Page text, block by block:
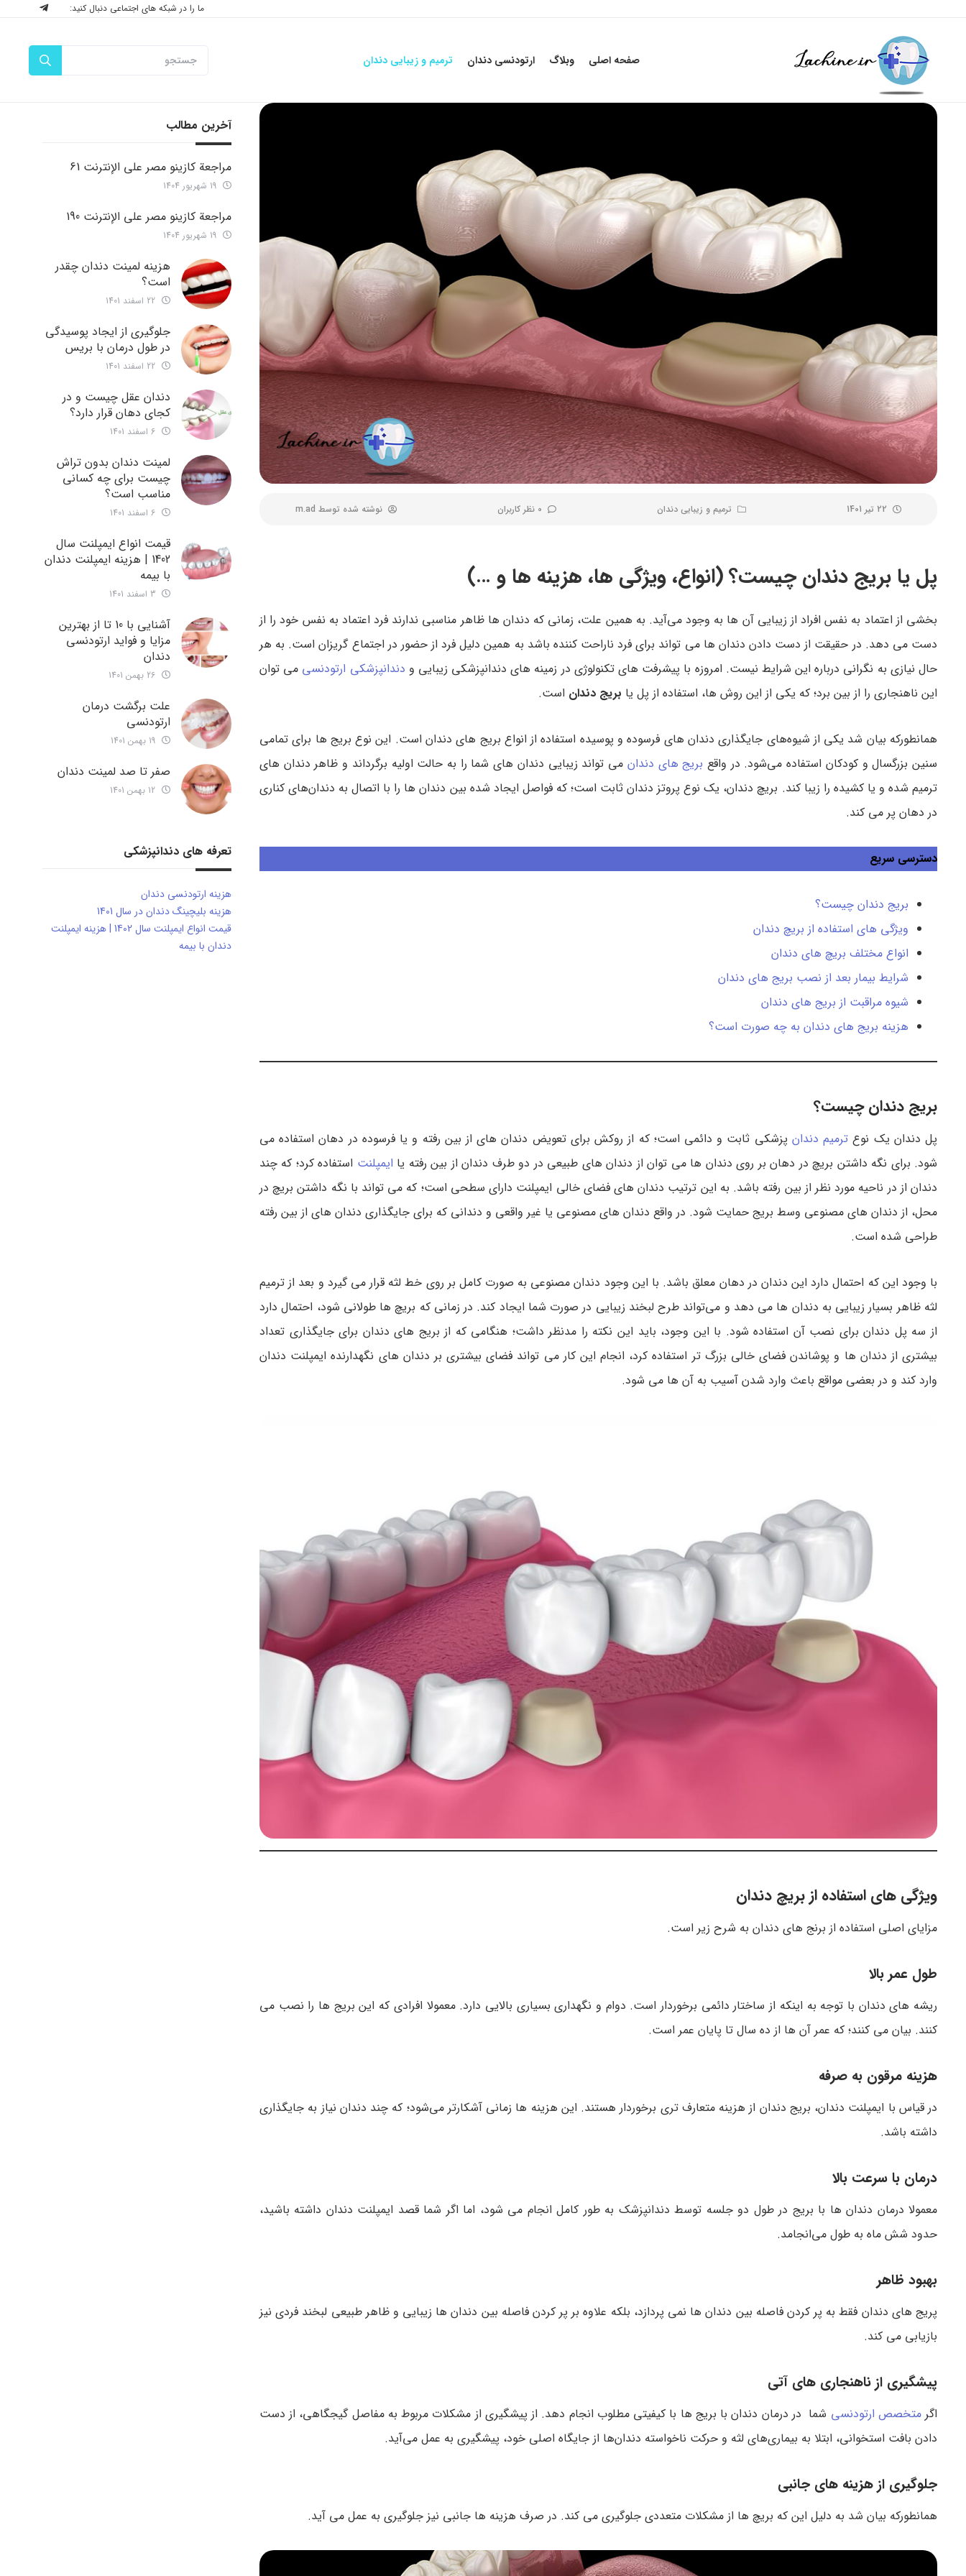
ما را در شبکه های اجتماعی دنبال کنید:
صفحه اصلی وبلاگ ارتودنسی دندان ترمیم و زیبایی دندان
22 تیر 1401 ترمیم و زیبایی دندان 0 نظر کاربران نوشته شده توسط m.ad
پل یا بریج دندان چیست؟ (انواع، ویژگی ها، هزینه ها و …)
بخشی از اعتماد به نفس افراد از زیبایی آن ها به وجود می‌آید. به همین علت، زمانی که دندان ها ظاهر مناسبی ندارند فرد اعتماد به نفس خود را از
دست می دهد. در حقیقت از دست دادن دندان ها می تواند برای فرد ناراحت کننده باشد به همین دلیل فرد از حضور در اجتماع گریزان است. به هر
حال نیازی به نگرانی درباره این شرایط نیست. امروزه با پیشرفت های تکنولوژی در زمینه های دندانپزشکی زیبایی و دندانپزشکی ارتودنسی می توان
این ناهنجاری را از بین برد؛ که یکی از این روش ها، استفاده از پل یا بریج دندان است.
همانطورکه بیان شد یکی از شیوه‌های جایگذاری دندان های فرسوده و پوسیده استفاده از انواع بریج های دندان است. این نوع بریج ها برای تمامی
سنین بزرگسال و کودکان استفاده می‌شود. در واقع بریج های دندان می تواند زیبایی دندان های شما را به حالت اولیه برگرداند و ظاهر دندان های
ترمیم شده و یا کشیده را زیبا کند. بریچ دندان، یک نوع پروتز دندان ثابت است؛ که فواصل ایجاد شده بین دندان ها را با اتصال به دندان‌های کناری
در دهان پر می کند.
دسترسی سریع
بریج دندان چیست؟
ویژگی های استفاده از بریچ دندان
انواع مختلف بریچ های دندان
شرایط بیمار بعد از نصب بریج های دندان
شیوه مراقبت از بریج ‌های دندان
هزینه بریج های دندان به چه صورت است؟
بریج دندان چیست؟
پل دندان یک نوع ترمیم دندان پزشکی ثابت و دائمی است؛ که از روکش برای تعویض دندان های از بین رفته و یا فرسوده در دهان استفاده می
شود. برای نگه داشتن بریچ در دهان بر روی دندان ها می توان از دندان های طبیعی در دو طرف دندان از بین رفته یا ایمپلنت استفاده کرد؛ که چند
دندان از در ناحیه مورد نظر از بین رفته باشد. به این ترتیب دندان های فضای خالی ایمپلنت دارای سطحی است؛ که می تواند با نگه داشتن بریچ در
محل، از دندان های مصنوعی وسط بریج حمایت شود. در واقع دندان های مصنوعی یا غیر واقعی و دندانی که برای جایگذاری دندان های از بین رفته
طراحی شده است.
با وجود این که احتمال دارد این دندان در دهان معلق باشد. با این وجود دندان مصنوعی به صورت کامل بر روی خط لثه قرار می گیرد و بعد از ترمیم
لثه ظاهر بسیار زیبایی به دندان ها می دهد و می‌تواند طرح لبخند زیبایی در صورت شما ایجاد کند. در زمانی که بریچ ها طولانی شود، احتمال دارد
از سه پل دندان برای نصب آن استفاده شود. با این وجود، باید این نکته را مدنظر داشت؛ هنگامی که از بریج های دندان برای جایگذاری تعداد
بیشتری از دندان ها و پوشاندن فضای خالی بزرگ تر استفاده کرد، انجام این کار می تواند فضای بیشتری بر دندان های نگهدارنده ایمپلنت دندان
وارد کند و در بعضی مواقع باعث وارد شدن آسیب به آن ها می شود.
ویژگی های استفاده از بریچ دندان
مزایای اصلی استفاده از برنج های دندان به شرح زیر است.
طول عمر بالا
ریشه های دندان با توجه به اینکه از ساختار دائمی برخوردار است. دوام و نگهداری بسیاری بالایی دارد. معمولا افرادی که این بریج ها را نصب می
کنند. بیان می کنند؛ که عمر آن ها از ده سال تا پایان عمر است.
هزینه مرقون به صرفه
در قیاس با ایمپلنت دندان، بریج دندان از هزینه متعارف تری برخوردار هستند. این هزینه ها زمانی آشکارتر می‌شود؛ که چند دندان نیاز به جایگذاری
داشته باشد.
درمان با سرعت بالا
معمولا درمان دندان ها با بریج در طول دو جلسه توسط دندانپزشک به طور کامل انجام می شود، اما اگر شما قصد ایمپلنت دندان داشته باشید،
حدود شش ماه به طول می‌انجامد.
بهبود ظاهر
پریج های دندان فقط به پر کردن فاصله بین دندان ها نمی پردازد، بلکه علاوه بر پر کردن فاصله بین دندان ها زیبایی و ظاهر طبیعی لبخند فردی نیز
بازیابی می کند.
پیشگیری از ناهنجاری های آتی
اگرمتخصص ارتودنسی شما در درمان دندان با بریج ها با کیفیتی مطلوب انجام دهد. از پیشگیری از مشکلات مربوط به مفاصل گیجگاهی، از دست
دادن بافت استخوانی، ابتلا به بیماری‌های لثه و حرکت ناخواسته دندان‌ها از جایگاه اصلی خود، پیشگیری به عمل می‌آید.
جلوگیری از هزینه های جانبی
همانطورکه بیان شد به دلیل این که بریچ ها از مشکلات متعددی جلوگیری می کند. در صرف هزینه ها جانبی نیز جلوگیری به عمل می آید.
آخرین مطالب
مراجعة كازينو مصر على الإنترنت 61
مراجعة كازينو مصر على الإنترنت 190
هزینه لمینت دندان چقدر
است؟
جلوگیری از ایجاد پوسیدگی
در طول درمان با بریس
دندان عقل چیست و در
کجای دهان قرار دارد؟
لمینت دندان بدون تراش
چیست برای چه کسانی
مناسب است؟
قیمت انواع ایمپلنت سال
1402 | هزینه ایمپلنت دندان
با بیمه
آشنایی با 10 تا از بهترین
مزایا و فواید ارتودنسی
دندان
علت برگشت درمان
ارتودنسی
صفر تا صد لمینت دندان
تعرفه های دندانپزشکی
هزینه ارتودنسی دندان
هزینه بلیچینگ دندان در سال 1401
قیمت انواع ایمپلنت سال 1402 | هزینه ایمپلنت
دندان با بیمه